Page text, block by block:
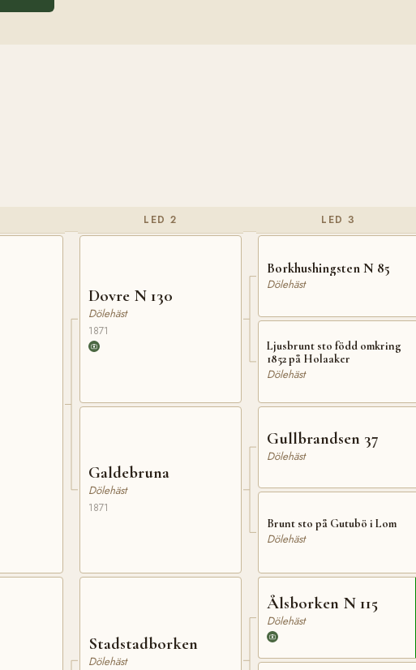
LED 2
Dovre N 130
Dölehäst
1871
Galdebruna
Dölehäst
1871
Stadstadborken
Dölehäst
LED 3
Borkhushingsten N 85
Dölehäst
Ljusbrunt sto född omkring
1852 på Holaaker
Dölehäst
Gullbrandsen 37
Dölehäst
Brunt sto på Gutubö i Lom
Dölehäst
Ålsborken N 115
Dölehäst